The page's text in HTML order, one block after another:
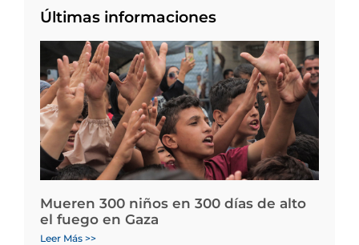
Últimas informaciones
Mueren 300 niños en 300 días de alto
el fuego en Gaza
Leer Más >>